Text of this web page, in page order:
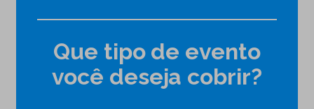
Que tipo de evento
você deseja cobrir?